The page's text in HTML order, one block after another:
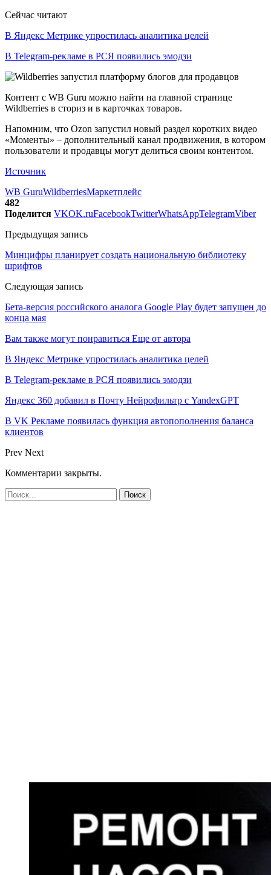
Сейчас читают
В Яндекс Метрике упростилась аналитика целей
В Telegram-рекламе в РСЯ появились эмодзи
Контент с WB Guru можно найти на главной странице
Wildberries в сториз и в карточках товаров.
Напомним, что Ozon запустил новый раздел коротких видео
«Моменты» – дополнительный канал продвижения, в котором
пользователи и продавцы могут делиться своим контентом.
Источник
WB GuruWildberriesМаркетплейс
482
Поделится VKOK.ruFacebookTwitterWhatsAppTelegramViber
Предыдущая запись
Минцифры планирует создать национальную библиотеку
шрифтов
Следующая запись
Бета-версия российского аналога Google Play будет запущен до
конца мая
Вам также могут понравиться Еще от автора
В Яндекс Метрике упростилась аналитика целей
В Telegram-рекламе в РСЯ появились эмодзи
Яндекс 360 добавил в Почту Нейрофильтр с YandexGPT
В VK Рекламе появилась функция автопополнения баланса
клиентов
Prev Next
Комментарии закрыты.